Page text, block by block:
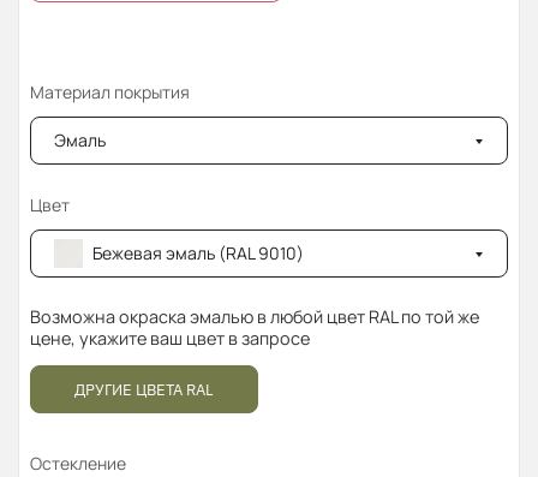
Материал покрытия
Эмаль
Цвет
Бежевая эмаль (RAL 9010)
Возможна окраска эмалью в любой цвет RAL по той же
цене, укажите ваш цвет в запросе
ДРУГИЕ ЦВЕТА RAL
Остекление